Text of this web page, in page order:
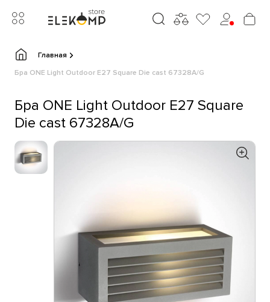
Главная
Бра ONE Light Outdoor E27 Square Die cast 67328A/G
Бра ONE Light Outdoor E27 Square
Die cast 67328A/G